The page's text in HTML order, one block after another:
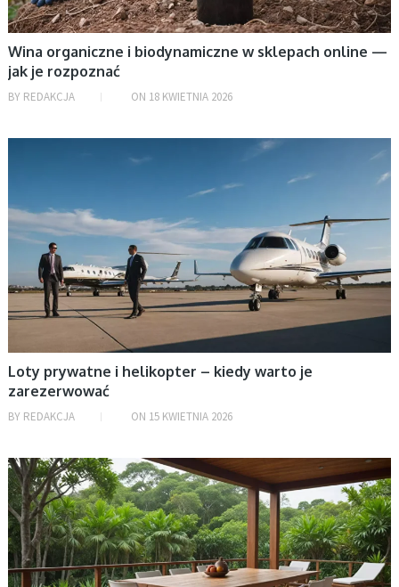
Wina organiczne i biodynamiczne w sklepach online —
jak je rozpoznać
BY REDAKCJA ON 18 KWIETNIA 2026
Loty prywatne i helikopter – kiedy warto je
zarezerwować
BY REDAKCJA ON 15 KWIETNIA 2026
BEZ KATEGORII